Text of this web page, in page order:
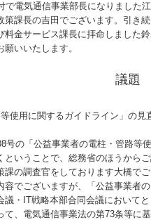
気通信事業部長になりました江
長の吉田でございます。引き続
サービス課長に拝命しました鈴
いいたします。
議題
使用に関するガイドライン」の見
号の「公益事業者の電柱・管路等
いうことで、総務省のほうからご
調査官をしております大橋でご
容でございますが、「公益事業者
議・ IT戦略本部合同会議において
、電気通信事業法の第73条等に